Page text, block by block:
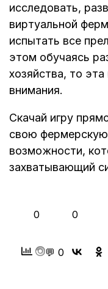
исследовать,
виртуальной
испытать все
этом обучаясь
хозяйства, то
внимания.
Скачай игру
свою
возможности,
захватывающий
0 0
💬 0